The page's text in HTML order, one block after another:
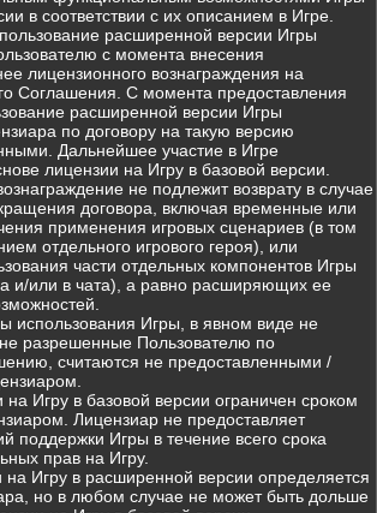
в соответствии с их описанием в Игре.
расширенной версии Игры
с момента внесения
лицензионного вознаграждения на
Соглашения. С момента предоставления
расширенной версии Игры
по договору на такую версию
Дальнейшее участие в Игре
лицензии на Игру в базовой версии.
не подлежит возврату в случае
договора, включая временные или
применения игровых сценариев (в том
отдельного игрового героя), или
части отдельных компонентов Игры
и/или в чата), а равно расширяющих ее
использования Игры, в явном виде не
разрешенные Пользователю по
считаются не предоставленными /
Игру в базовой версии ограничен сроком
Лицензиар не предоставляет
поддержки Игры в течение всего срока
прав на Игру.
на Игру в расширенной версии определяется
но в любом случае не может быть дольше